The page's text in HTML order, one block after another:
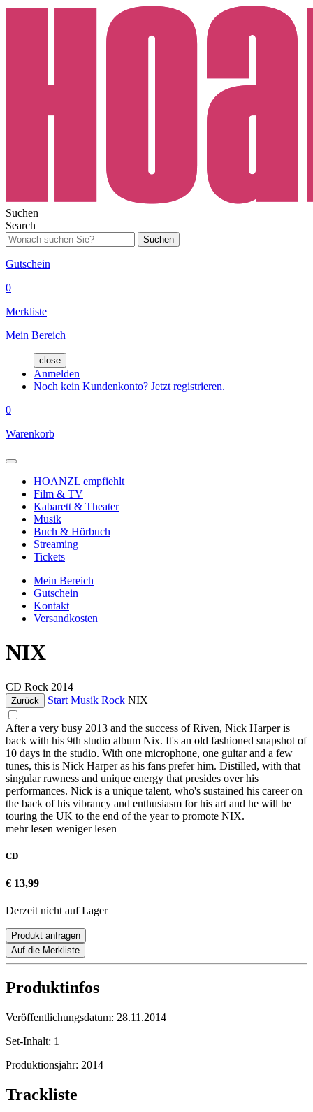
Suchen
Search
Suchen
Gutschein
0
Merkliste
Mein Bereich
close
Anmelden
Noch kein Kundenkonto? Jetzt registrieren.
0
Warenkorb
HOANZL empfiehlt
Film & TV
Kabarett & Theater
Musik
Buch & Hörbuch
Streaming
Tickets
Mein Bereich
Gutschein
Kontakt
Versandkosten
NIX
CD Rock 2014
Zurück Start Musik Rock NIX
After a very busy 2013 and the success of Riven, Nick Harper is
back with his 9th studio album Nix. It's an old fashioned snapshot of
10 days in the studio. With one microphone, one guitar and a few
tunes, this is Nick Harper as his fans prefer him. Distilled, with that
singular rawness and unique energy that presides over his
performances. Nick is a unique talent, who's sustained his career on
the back of his vibrancy and enthusiasm for his art and he will be
touring the UK to the end of the year to promote NIX.
mehr lesen weniger lesen
CD
€ 13,99
Derzeit nicht auf Lager
Produkt anfragen
Auf die Merkliste
Produktinfos
Veröffentlichungsdatum: 28.11.2014
Set-Inhalt: 1
Produktionsjahr: 2014
Trackliste